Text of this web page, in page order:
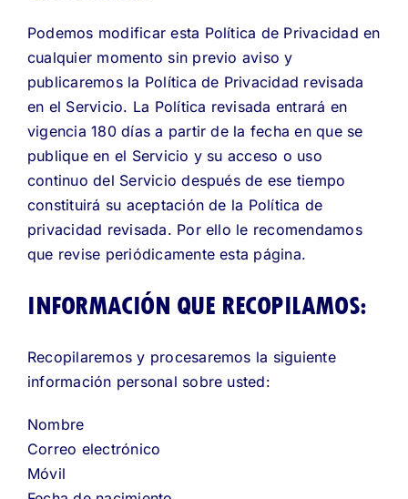
Podemos modificar esta Política de Privacidad en
cualquier momento sin previo aviso y
publicaremos la Política de Privacidad revisada
en el Servicio. La Política revisada entrará en
vigencia 180 días a partir de la fecha en que se
publique en el Servicio y su acceso o uso
continuo del Servicio después de ese tiempo
constituirá su aceptación de la Política de
privacidad revisada. Por ello le recomendamos
que revise periódicamente esta página.
INFORMACIÓN QUE RECOPILAMOS:
Recopilaremos y procesaremos la siguiente
información personal sobre usted:
Nombre
Correo electrónico
Móvil